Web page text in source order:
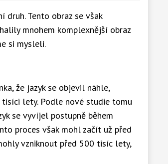
Tento obraz se však
mnohem komplexnější obraz
si mysleli.
že jazyk se objevil náhle,
tisíci lety. Podle nové studie tomu
se vyvíjel postupně během
proces však mohl začít už před
vzniknout před 500 tisíc lety,